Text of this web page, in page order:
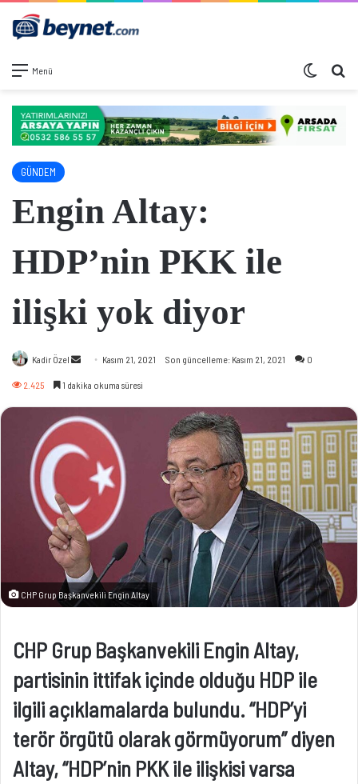
Menü Dış
GÜNDEM
Engin Altay:
HDP’nin PKK ile
ilişki yok diyor
Kadir Özel
Bir
göndermek
Kasım 21, 2021 Son güncelleme: Kasım 21, 2021 0
2.425 1 dakika okuma süresi
​CHP Grup Başkanvekili Engin Altay
CHP Grup Başkanvekili Engin Altay,
partisinin ittifak içinde olduğu HDP ile
ilgili açıklamalarda bulundu. “HDP’yi
terör örgütü olarak görmüyorum” diyen
Altay, “HDP’nin PKK ile ilişkisi varsa